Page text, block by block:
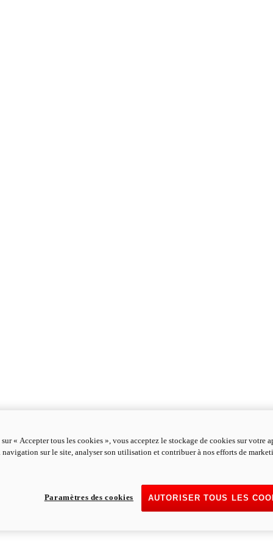
« Accepter tous les cookies », vous acceptez le stockage de cookies sur votre
navigation sur le site, analyser son utilisation et contribuer à nos efforts de
AUTORISER TOUS LES
Paramètres des cookies